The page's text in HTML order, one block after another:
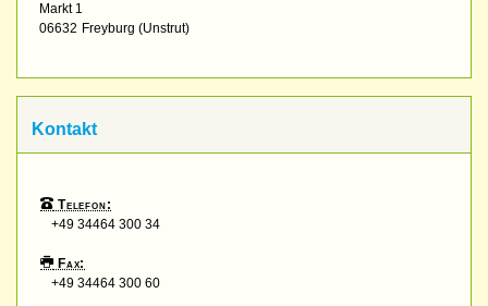
Markt 1
06632 Freyburg (Unstrut)
Kontakt
Telefon:
+49 34464 300 34
Fax:
+49 34464 300 60